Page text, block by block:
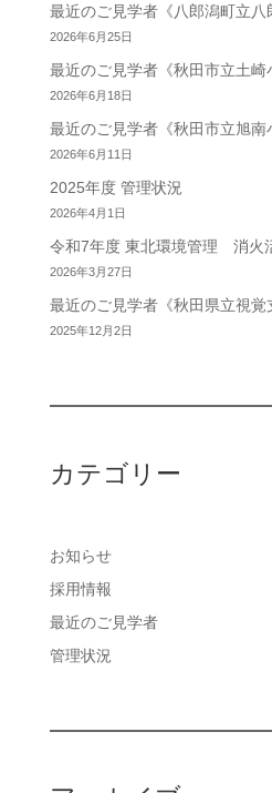
最近のご見学者《八郎潟町立八
2026年6月25日
最近のご見学者《秋田市立土崎
2026年6月18日
最近のご見学者《秋田市立旭南
2026年6月11日
2025年度 管理状況
2026年4月1日
令和7年度 東北環境管理 消火
2026年3月27日
最近のご見学者《秋田県立視覚
2025年12月2日
カテゴリー
お知らせ
採用情報
最近のご見学者
管理状況